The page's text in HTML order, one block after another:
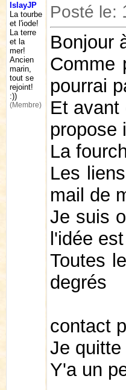
IslayJP
La tourbe
et l'iode!
La terre
et la
mer!
Ancien
marin,
tout se
rejoint!
:))
(Membre)
Posté le:
Bonjour
Comme
pourrai
Et avant
propose
La
Les
mail de
Je suis
l'idée
Toutes
degrés
contact
Je
Y'a un